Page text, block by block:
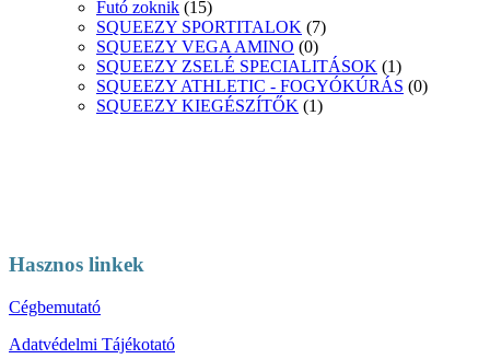
Futó zoknik (15)
SQUEEZY SPORTITALOK (7)
SQUEEZY VEGA AMINO (0)
SQUEEZY ZSELÉ SPECIALITÁSOK (1)
SQUEEZY ATHLETIC - FOGYÓKÚRÁS (0)
SQUEEZY KIEGÉSZÍTŐK (1)
Hasznos linkek
Cégbemutató
Adatvédelmi Tájékotató